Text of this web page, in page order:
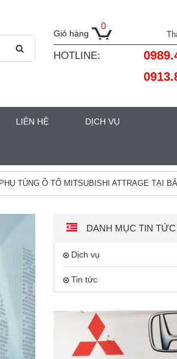
Giỏ hàng
0
HOTLINE:
LIÊN HỆ DỊCH VỤ
PHỤ TÙNG Ô TÔ MITSUBISHI ATTRAGE TẠI
DANH MỤC TIN TỨC
Dịch vụ
Tin tức